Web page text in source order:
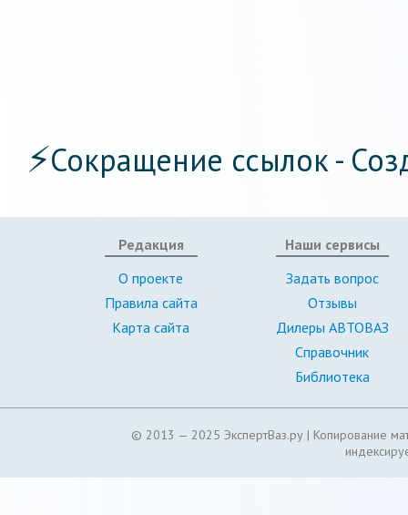
⚡Сокращение ссылок -
Редакция
О проекте
Правила сайта
Карта сайта
Наши сервисы
Задать вопрос
Отзывы
Дилеры АВТОВАЗ
Справочник
Библиотека
© 2013 — 2025 ЭкспертВаз.ру | Копирование